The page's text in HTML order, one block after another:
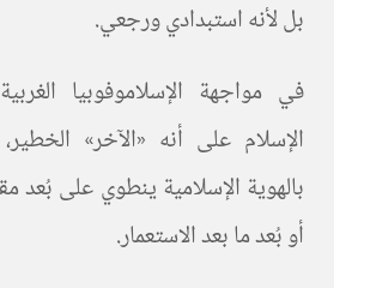
بل لأنه استبدادي ورجعي.
في مواجهة الإسلاموفوبيا
الإسلام على أنه «الآخر»
بالهوية الإسلامية ينطوي على بُعد
أو بُعد ما بعد الاستعمار.